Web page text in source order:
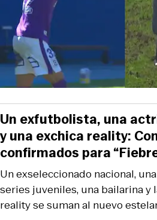
Un exseleccionado nacional,
series juveniles, una bailarina y
reality se suman al nuevo
Un exfutbolista, una
y una exchica reality:
confirmados para